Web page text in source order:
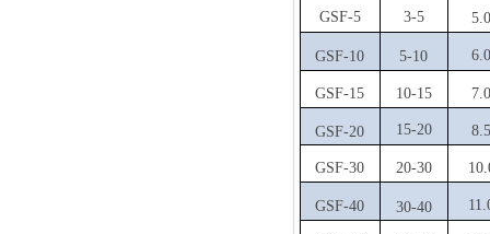
GSF-5 3-5
GSF-10 5-10
GSF-15 10-15
GSF-20 15-20
GSF-30 20-30
GSF-40 30-40